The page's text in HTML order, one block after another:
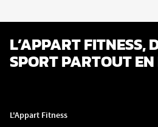
L’APPART FITNESS,
SPORT PARTOUT
L'Appart Fitness